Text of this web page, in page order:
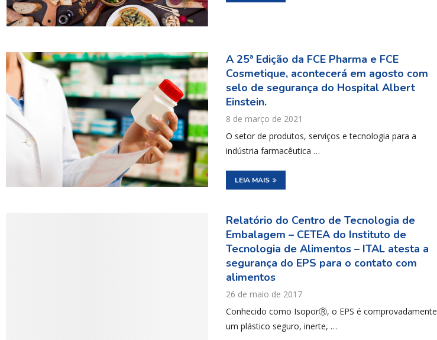
A 25ª Edição da FCE Pharma e FCE
Cosmetique, acontecerá em agosto com
selo de segurança do Hospital Albert
Einstein.
8 de março de 2021
O setor de produtos, serviços e tecnologia para a
indústria farmacêutica …
LEIA MAIS
Relatório do Centro de Tecnologia de
Embalagem – CETEA do Instituto de
Tecnologia de Alimentos – ITAL atesta a
segurança do EPS para o contato com
alimentos
26 de maio de 2017
Conhecido como IsoporⓇ, o EPS é comprovadamente
um plástico seguro, inerte, …